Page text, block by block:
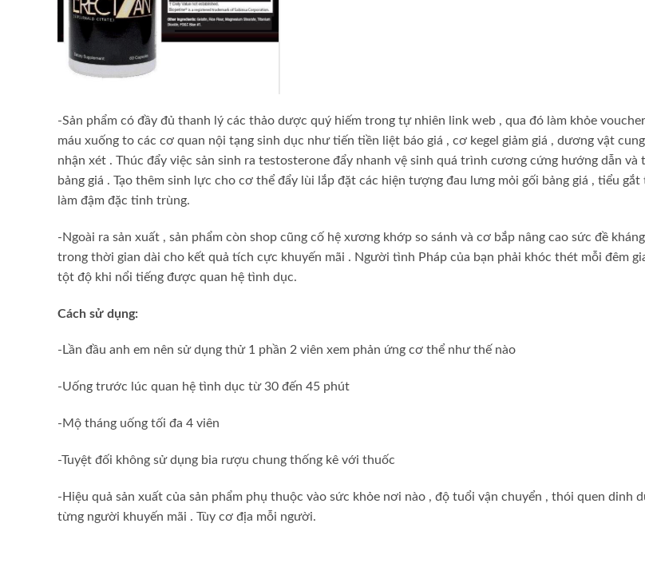
-Sản phẩm có đầy đủ thanh lý các thảo dược quý hiếm trong tự nhiên link web , qua đó làm khỏe voucher
máu xuống to các cơ quan nội tạng sinh dục như tiến tiền liệt báo giá , cơ kegel giảm giá , dương vật
nhận xét . Thúc đẩy việc sản sinh ra testosterone đẩy nhanh vệ sinh quá trình cương cứng hướng dẫn và
bảng giá . Tạo thêm sinh lực cho cơ thể đẩy lùi lắp đặt các hiện tượng đau lưng mỏi gối bảng giá , tiểu gắt
làm đậm đặc tinh trùng.
-Ngoài ra sản xuất , sản phẩm còn shop cũng cố hệ xương khớp so sánh và cơ bắp nâng cao sức đề kháng
trong thời gian dài cho kết quả tích cực khuyến mãi . Người tình Pháp của bạn phải khóc thét mỗi đêm
tột độ khi nổi tiếng được quan hệ tình dục.
Cách sử dụng:
-Lần đầu anh em nên sử dụng thử 1 phần 2 viên xem phản ứng cơ thể như thế nào
-Uống trước lúc quan hệ tình dục từ 30 đến 45 phút
-Mộ tháng uống tối đa 4 viên
-Tuyệt đối không sử dụng bia rượu chung thống kê với thuốc
-Hiệu quả sản xuất của sản phẩm phụ thuộc vào sức khỏe nơi nào , độ tuổi vận chuyển , thói quen dinh
từng người khuyến mãi . Tùy cơ địa mỗi người.